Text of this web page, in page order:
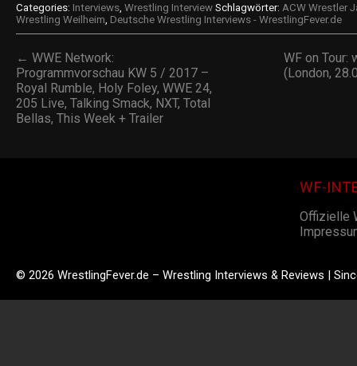
Categories: Interviews, Wrestling Interview Schlagwörter: ACW Wrestler
Wrestling Weilheim, Deutsche Wrestling Interviews - WrestlingFever.de
← WWE Network:
Programmvorschau KW 5 / 2017 –
Royal Rumble, Holy Foley, WWE 24,
205 Live, Talking Smack, NXT, Total
Bellas, This Week + Trailer
WF on Tour:
(London,
WF-
Offizielle
© 2026 WrestlingFever.de – Wrestling Interviews & Reviews |